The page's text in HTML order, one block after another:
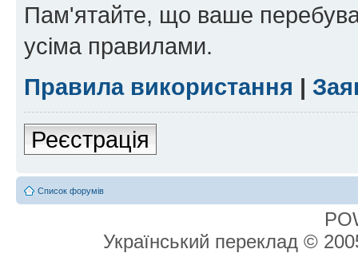
Пам'ятайте, що ваше
усіма правилами.
Правила використання |
Реєстрація
Список форумів
Український переклад ©